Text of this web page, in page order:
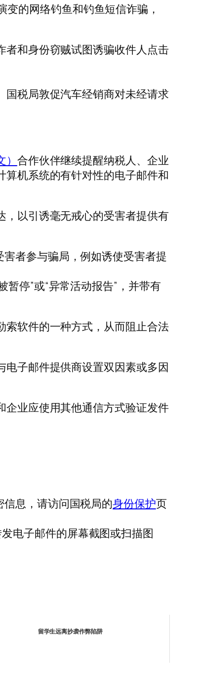
变的网络钓鱼和钓鱼短信诈骗，
和身份窃贼试图诱骗收件人点击
税局敦促汽车经销商对未经请求
合作伙伴继续提醒纳税人、企业
机系统的有针对性的电子邮件和
以引诱毫无戒心的受害者提供有
者参与骗局，例如诱使受害者提
停”或“异常活动报告”，并带有
软件的一种方式，从而阻止合法
子邮件提供商设置双因素或多因
企业应使用其他通信方式验证发件
息，请访问国税局的身份保护页
电子邮件的屏幕截图或扫描图
留学生远离抄袭作弊陷阱